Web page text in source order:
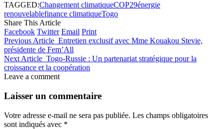
TAGGED:Changement climatiqueCOP29énergie
renouvelablefinance climatiqueTogo
Share This Article
Facebook Twitter Email Print
Previous Article Entretien exclusif avec Mme Kouakou Stevie,
présidente de Fem’All
Next Article Togo-Russie : Un partenariat stratégique pour la
croissance et la coopération
Leave a comment
Laisser un commentaire
Votre adresse e-mail ne sera pas publiée. Les champs obligatoires
sont indiqués avec *